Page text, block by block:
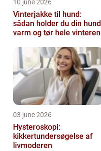
10 june 2026
Vinterjakke til hund:
sådan holder du din hund
varm og tør hele vinteren
03 june 2026
Hysteroskopi:
kikkertundersøgelse af
livmoderen